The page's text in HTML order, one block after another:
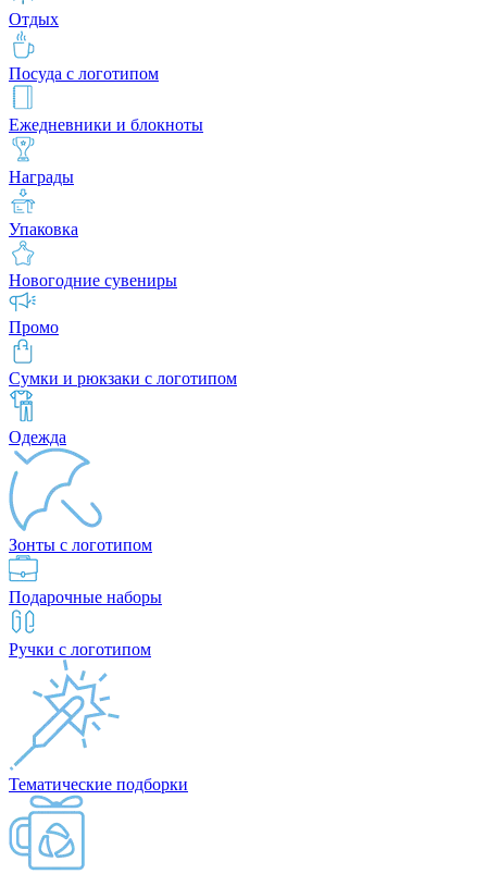
Отдых
Посуда с логотипом
Ежедневники и блокноты
Награды
Упаковка
Новогодние сувениры
Промо
Сумки и рюкзаки с логотипом
Одежда
Зонты с логотипом
Подарочные наборы
Ручки с логотипом
Тематические подборки